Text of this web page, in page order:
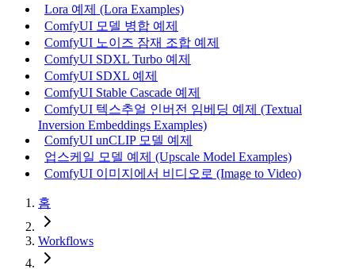
Lora 예제 (Lora Examples)
ComfyUI 모델 병합 예제
ComfyUI 노이즈 잠재 조합 예제
ComfyUI SDXL Turbo 예제
ComfyUI SDXL 예제
ComfyUI Stable Cascade 예제
ComfyUI 텍스추얼 인버전 임베딩 예제 (Textual
Inversion Embeddings Examples)
ComfyUI unCLIP 모델 예제
업스케일 모델 예제 (Upscale Model Examples)
ComfyUI 이미지에서 비디오로 (Image to Video)
홈
Workflows